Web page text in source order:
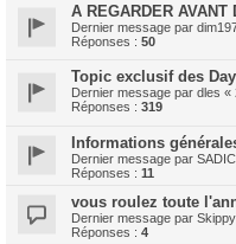
A REGARDER AVANT
Dernier message par
Réponses : 50
Topic exclusif des
Dernier message par dles «
Réponses : 319
Informations
Dernier message par SADIC
Réponses : 11
vous roulez toute
Dernier message par Skippy
Réponses : 4